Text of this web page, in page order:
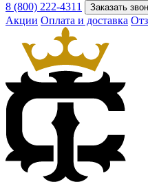
8 (800) 222-4311 Заказать
Акции Оплата и доставка